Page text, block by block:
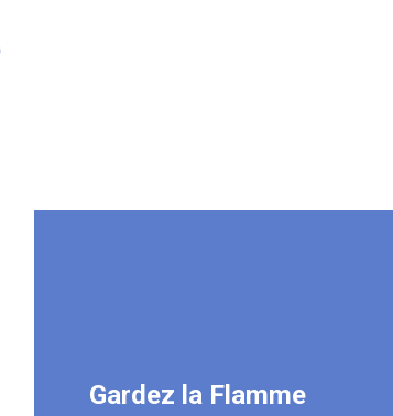
Gardez la Flamme